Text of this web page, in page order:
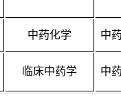
中药化学 中
临床中药学 中